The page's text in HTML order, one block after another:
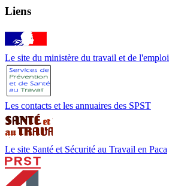
Liens
Le site du ministère du travail et de l'emploi
Les contacts et les annuaires des SPST
Le site Santé et Sécurité au Travail en Paca